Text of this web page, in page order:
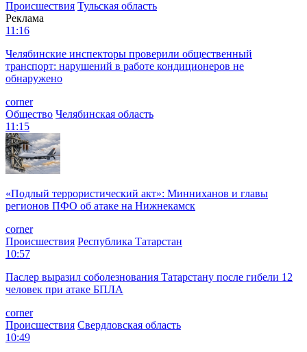
Происшествия Тульская область
Реклама
11:16
Челябинские инспекторы проверили общественный
транспорт: нарушений в работе кондиционеров не
обнаружено
corner
Общество Челябинская область
11:15
«Подлый террористический акт»: Минниханов и главы
регионов ПФО об атаке на Нижнекамск
corner
Происшествия Республика Татарстан
10:57
Паслер выразил соболезнования Татарстану после гибели 12
человек при атаке БПЛА
corner
Происшествия Свердловская область
10:49